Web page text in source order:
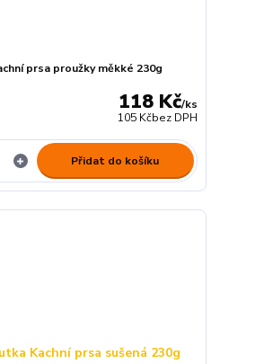
prsa proužky měkké 230g
118 Kč/ks
105 Kčbez DPH
Přidat do košíku